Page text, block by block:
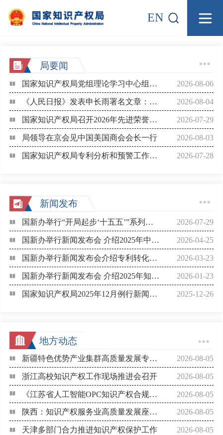
EN
局要闻
国家知识产权局党组理论学习中心组专题学习习近平党建思想 2026-08-06
《人民日报》发表申长雨署名文章：奋力推动“十五五”知识产权事业高质量发展 2026-08-04
国家知识产权局召开2026年先进荣誉表彰会 2026-07-29
局领导在京会见中国美国商会会长一行 2026-08-03
国家知识产权局专利分析和预警工作2026年启动会在京召开 2026-07-28
新闻发布
国新办举行“开局起步‘十五五’”系列主题新闻发布会介绍“十五五”时期知识产权保护和运用有关情况 2026-07-29
国新办举行新闻发布会 介绍2025年中国知识产权强国建设有关情况 2026-04-25
国新办举行新闻发布会介绍专利转化运用专项行动（2023—2025年）实施情况 2026-03-23
国新办举行新闻发布会 介绍2025年知识产权工作进展情况 2026-01-23
国家知识产权局2025年12月例行新闻发布会 2025-12-26
地方动态
新疆特色优势产业集群高质量发展专利转化活动举办 2026-08-05
浙江高校知识产权工作现场推进会召开 2026-08-05
《江苏省人工智能OPC知识产权合规指引》出台 2026-08-05
陕西：知识产权服务业高质量发展座谈交流会召开 2026-08-05
天津多部门合力推进知识产权保护工作 2026-08-05